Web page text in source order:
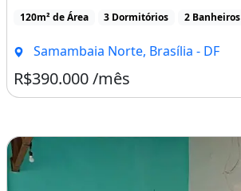
120m² de Área 3 Dormitórios 2 Banheiros
Samambaia Norte, Brasília - DF
R$390.000 /mês